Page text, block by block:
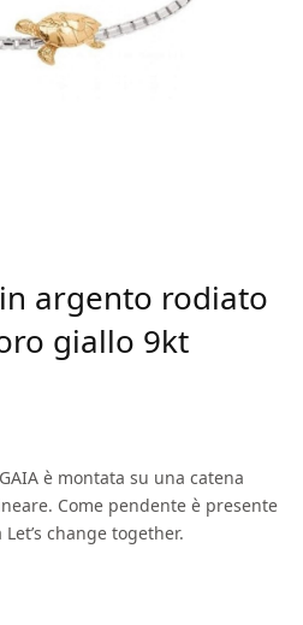
argento rodiato
giallo 9kt
è montata su una catena
Come pendente è presente
change together.